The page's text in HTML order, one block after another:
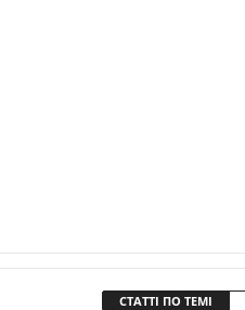
СТАТТІ ПО ТЕМІ